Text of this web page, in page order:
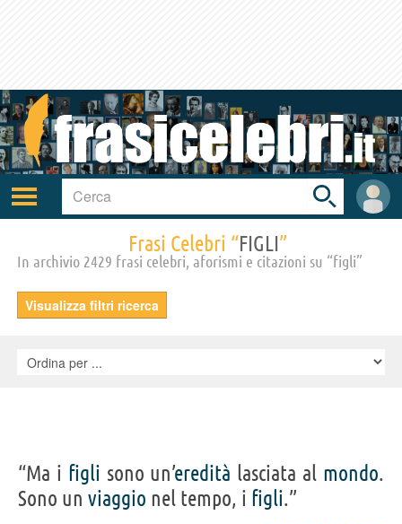
Attiva/disattiva
navigazione
User
area
Toggle
search
bar
Frasi Celebri “FIGLI”
In archivio 2429 frasi celebri, aforismi e citazioni su “figli”
Visualizza filtri ricerca
“Ma i figli sono un’eredità lasciata al mondo.
Sono un viaggio nel tempo, i figli.”